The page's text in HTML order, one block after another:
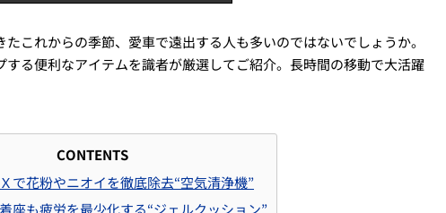
これからの季節、愛車で遠出する人も多いのではないでしょうか。
る便利なアイテムを識者が厳選してご紹介。長時間の移動で大活躍
CONTENTS
で花粉やニオイを徹底除去“空気清浄機”
座も疲労を最少化する“ジェルクッション”